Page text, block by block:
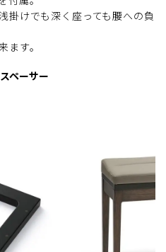
掛けでも深く座っても腰への負
ます。
ペーサー